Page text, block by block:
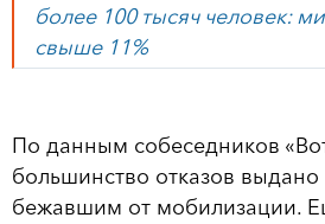
более 100 тысяч человек:
свыше 11%
По данным собеседников
большинство отказов
бежавшим от мобилизации.